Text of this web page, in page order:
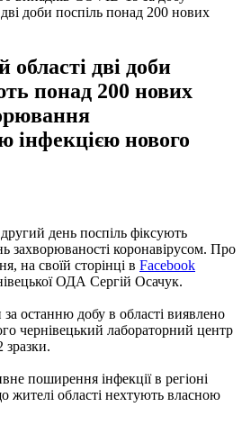
доби поспіль понад 200 нових
області дві доби
понад 200 нових
інфекцією нового
день поспіль фіксують
захворюваності коронавірусом. Про
на своїй сторінці в Facebook
ОДА Сергій Осачук.
останню добу в області виявлено
чернівецький лабораторний центр
зразки.
поширення інфекції в регіоні
жителі області нехтують власною